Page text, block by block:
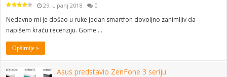
29. Lipanj 2018 0
Nedavno mi je došao u ruke jedan smartfon dovoljno zanimljiv da
napišem kraću recenziju. Gome …
Opširnije »
Asus predstavio ZenFone 3 seriju